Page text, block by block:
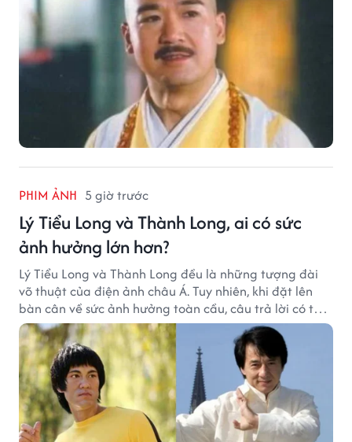
PHIM ẢNH 5 giờ trước
Lý Tiểu Long và Thành Long, ai có sức
ảnh hưởng lớn hơn?
Lý Tiểu Long và Thành Long đều là những tượng đài
võ thuật của điện ảnh châu Á. Tuy nhiên, khi đặt lên
bàn cân về sức ảnh hưởng toàn cầu, câu trả lời có thể
khiến nhiều khán giả bất ngờ.